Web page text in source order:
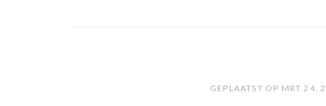
GEPLAATST OP MRT 24,